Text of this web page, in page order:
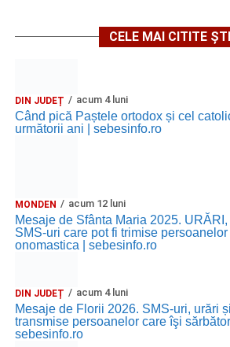
CELE MAI CITITE
DIN JUDEȚ acum 4 luni
Când pică Paștele ortodox și cel
următorii ani | sebesinfo.ro
MONDEN acum 12 luni
Mesaje de Sfânta Maria 2025.
SMS-uri care pot fi trimise
onomastica | sebesinfo.ro
DIN JUDEȚ acum 4 luni
Mesaje de Florii 2026. SMS-uri, urări
transmise persoanelor care îşi
sebesinfo.ro